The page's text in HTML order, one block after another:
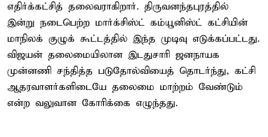
எதிர்க்கட்சித் தலைவராகிறார். திருவனந்தபுரத்தில்
இன்று நடைபெற்ற மார்க்சிஸ்ட் கம்யூனிஸ்ட் கட்சியின்
மாநிலக் குழுக் கூட்டத்தில் இந்த முடிவு எடுக்கப்பட்டது.
விஜயன் தலைமையிலான இடதுசாரி ஜனநாயக
முன்னணி சந்தித்த படுதோல்வியைத் தொடர்ந்து, கட்சி
ஆதரவாளர்களிடையே தலைமை மாற்றம் வேண்டும்
என்ற வலுவான கோரிக்கை எழுந்தது.